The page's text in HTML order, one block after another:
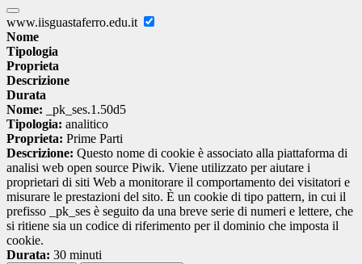
www.iisguastaferro.edu.it
Nome
Tipologia
Proprieta
Descrizione
Durata
Nome: _pk_ses.1.50d5
Tipologia: analitico
Proprieta: Prime Parti
Descrizione: Questo nome di cookie è associato alla piattaforma di
analisi web open source Piwik. Viene utilizzato per aiutare i
proprietari di siti Web a monitorare il comportamento dei visitatori e
misurare le prestazioni del sito. È un cookie di tipo pattern, in cui il
prefisso _pk_ses è seguito da una breve serie di numeri e lettere, che
si ritiene sia un codice di riferimento per il dominio che imposta il
cookie.
Durata: 30 minuti